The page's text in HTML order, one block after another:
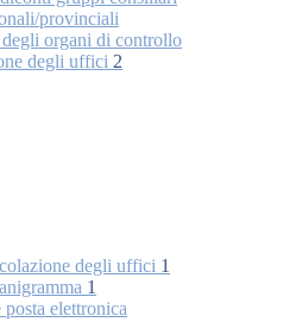
provinciali
organi di controllo
degli uffici 2
degli uffici 1
1
elettronica